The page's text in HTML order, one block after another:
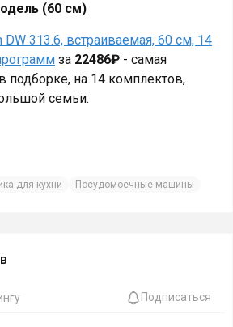
(60 см)
DW 313.6, встраиваемая, 60 см, 14
за 22486₽ - самая
подборке, на 14 комплектов,
семьи.
для кухни Посудомоечные машины
Подписаться